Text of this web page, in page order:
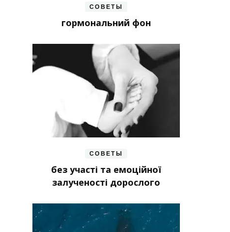
СОВЕТЫ
гормональний фон
СОВЕТЫ
без участі та емоційної
залученості дорослого